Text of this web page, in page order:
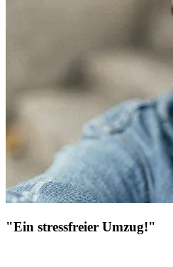
"Ein stressfreier Umzug!"